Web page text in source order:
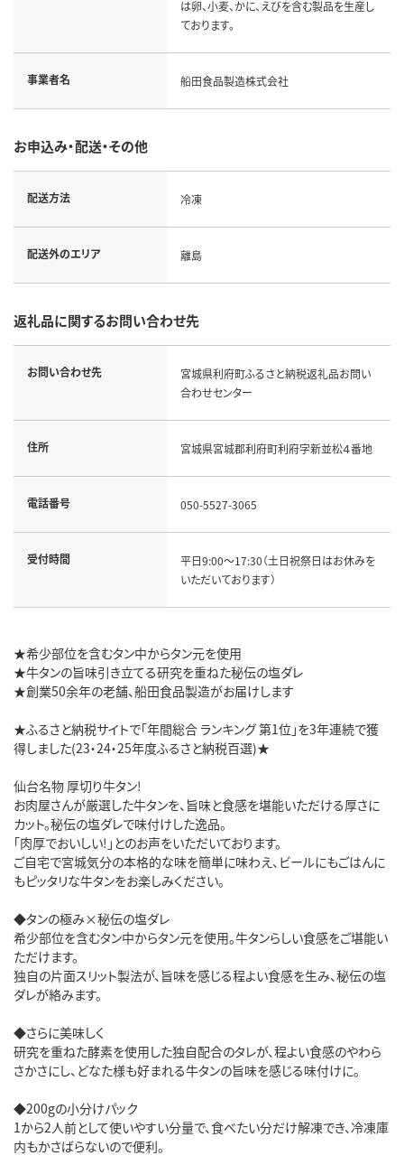
は卵、小麦、かに、えびを含む製品を生産し
ております。
事業者名 船田食品製造株式会社
お申込み・配送・その他
配送方法 冷凍
配送外のエリア 離島
返礼品に関するお問い合わせ先
お問い合わせ先
宮城県利府町ふるさと納税返礼品お問い
合わせセンター
住所 宮城県宮城郡利府町利府字新並松４番地
電話番号 050-5527-3065
受付時間
平日9:00～17:30（土日祝祭日はお休みを
いただいております）
★希少部位を含むタン中からタン元を使用
★牛タンの旨味引き立てる研究を重ねた秘伝の塩ダレ
★創業50余年の老舗、船田食品製造がお届けします
★ふるさと納税サイトで「年間総合 ランキング 第1位」を3年連続で獲
得しました(23・24・25年度ふるさと納税百選)★
仙台名物 厚切り牛タン!
お肉屋さんが厳選した牛タンを、旨味と食感を堪能いただける厚さに
カット。秘伝の塩ダレで味付けした逸品。
「肉厚でおいしい!」とのお声をいただいております。
ご自宅で宮城気分の本格的な味を簡単に味わえ、ビールにもごはんに
もピッタリな牛タンをお楽しみください。
◆タンの極み×秘伝の塩ダレ
希少部位を含むタン中からタン元を使用。牛タンらしい食感をご堪能い
ただけます。
独自の片面スリット製法が、旨味を感じる程よい食感を生み、秘伝の塩
ダレが絡みます。
◆さらに美味しく
研究を重ねた酵素を使用した独自配合のタレが、程よい食感のやわら
さかさにし、どなた様も好まれる牛タンの旨味を感じる味付けに。
◆200gの小分けパック
1から2人前として使いやすい分量で、食べたい分だけ解凍でき、冷凍庫
内もかさばらないので便利。